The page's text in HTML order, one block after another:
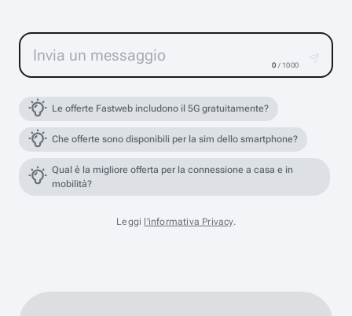
0 / 1000
Le offerte Fastweb includono il 5G gratuitamente?
Che offerte sono disponibili per la sim dello smartphone?
Qual è la migliore offerta per la connessione a casa e in
mobilità?
Leggi l'informativa Privacy.